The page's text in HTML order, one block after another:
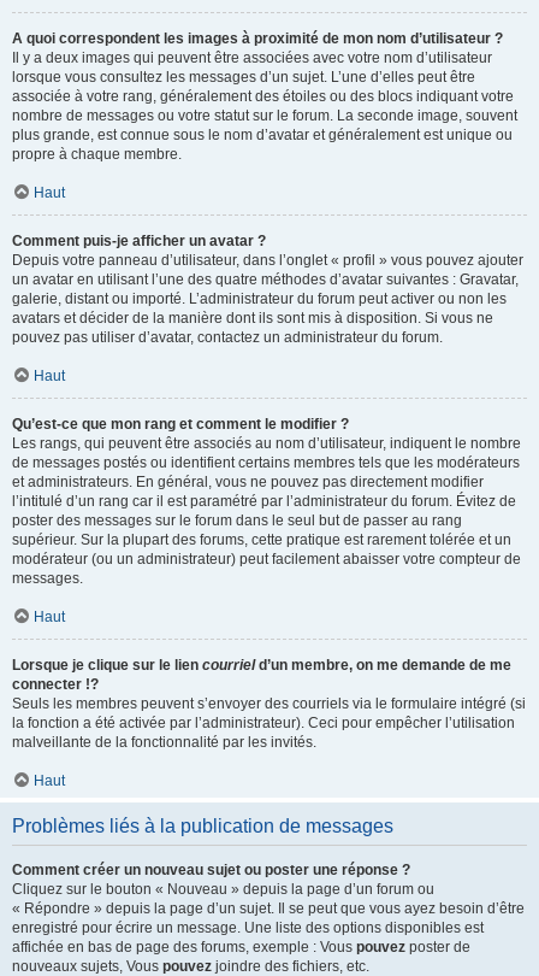
A quoi correspondent les images à proximité de mon nom d’utilisateur ?
Il y a deux images qui peuvent être associées avec votre nom d’utilisateur
lorsque vous consultez les messages d’un sujet. L’une d’elles peut être
associée à votre rang, généralement des étoiles ou des blocs indiquant votre
nombre de messages ou votre statut sur le forum. La seconde image, souvent
plus grande, est connue sous le nom d’avatar et généralement est unique ou
propre à chaque membre.
Haut
Comment puis-je afficher un avatar ?
Depuis votre panneau d’utilisateur, dans l’onglet « profil » vous pouvez ajouter
un avatar en utilisant l’une des quatre méthodes d’avatar suivantes : Gravatar,
galerie, distant ou importé. L’administrateur du forum peut activer ou non les
avatars et décider de la manière dont ils sont mis à disposition. Si vous ne
pouvez pas utiliser d’avatar, contactez un administrateur du forum.
Haut
Qu’est-ce que mon rang et comment le modifier ?
Les rangs, qui peuvent être associés au nom d’utilisateur, indiquent le nombre
de messages postés ou identifient certains membres tels que les modérateurs
et administrateurs. En général, vous ne pouvez pas directement modifier
l’intitulé d’un rang car il est paramétré par l’administrateur du forum. Évitez de
poster des messages sur le forum dans le seul but de passer au rang
supérieur. Sur la plupart des forums, cette pratique est rarement tolérée et un
modérateur (ou un administrateur) peut facilement abaisser votre compteur de
messages.
Haut
Lorsque je clique sur le lien courrield’un membre, on me demande de me
connecter !?
Seuls les membres peuvent s’envoyer des courriels via le formulaire intégré (si
la fonction a été activée par l’administrateur). Ceci pour empêcher l’utilisation
malveillante de la fonctionnalité par les invités.
Haut
Problèmes liés à la publication de messages
Comment créer un nouveau sujet ou poster une réponse ?
Cliquez sur le bouton « Nouveau » depuis la page d’un forum ou
« Répondre » depuis la page d’un sujet. Il se peut que vous ayez besoin d’être
enregistré pour écrire un message. Une liste des options disponibles est
affichée en bas de page des forums, exemple : Vous pouvez poster de
nouveaux sujets, Vous pouvez joindre des fichiers, etc.